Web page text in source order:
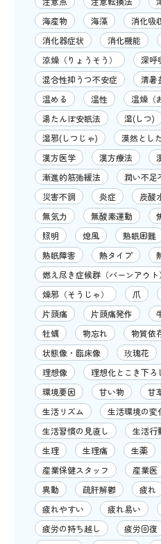
海産物
海藻 消化吸
消化器症状
消化機能
涼燥（りょうそう）
深呼
混合性抑うつ不安症
清暑
温める
温性 温燥（
湯たんぽ安眠法
湿(しつ)
湿邪(しつじゃ)
漠然とし
漢方医学
漢方療法
漸進的筋弛緩法
潤い不足
災害不調
炎症 炭酸
無気力
無酸素運動
照明
熄風 熟眠困難
熟眠障害
熱タイプ
燃え尽き症候群（バーンアウト）
燥邪（そうじゃ）
爪
片頭痛
片頭痛発作
牡蠣
物忘れ 物質依
状態像・臨床像
玫瑰花
理想像
理想化とこき下ろ
環境要因
甘い物 甘
生活リズム
生活環境の変
生活習慣の見直し
生活行
生理
生理痛 生薬
産業保健スタッフ
産業医
異動
疏肝解鬱 疲れ
疲れやすい
疲れ易い
疲労の持ち越し
疲労回復